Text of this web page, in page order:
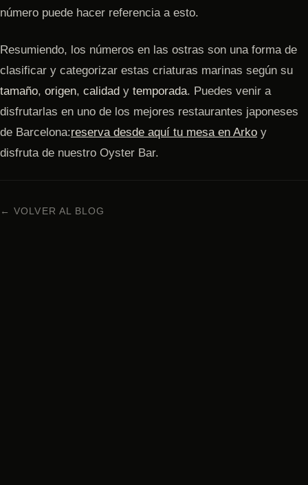
número puede hacer referencia a esto.
Resumiendo, los números en las ostras son una forma de
clasificar y categorizar estas criaturas marinas según su
tamaño, origen, calidad y temporada. Puedes venir a
disfrutarlas en uno de los mejores restaurantes japoneses
de Barcelona:reserva desde aquí tu mesa en Arko y
disfruta de nuestro Oyster Bar.
← VOLVER AL BLOG